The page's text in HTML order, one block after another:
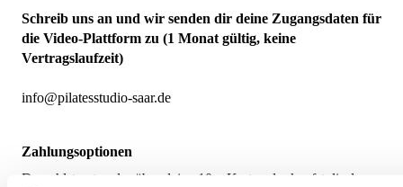
Schreib uns an und wir senden dir deine Zugangsdaten für
die Video-Plattform zu (1 Monat gültig, keine
Vertragslaufzeit)
info@pilatesstudio-saar.de
Zahlungsoptionen
Du zahlst entweder über deine 10er Karte oder kaufst dir den